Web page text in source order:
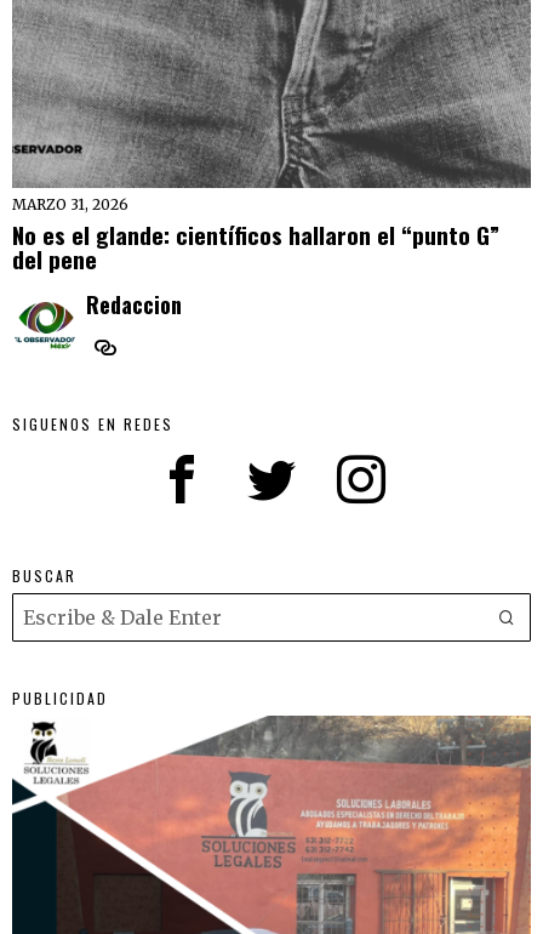
MARZO 31, 2026
No es el glande: científicos hallaron el “punto G”
del pene
Redaccion
SIGUENOS EN REDES
BUSCAR
PUBLICIDAD